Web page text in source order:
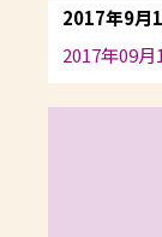
2017年9月
2017年09月